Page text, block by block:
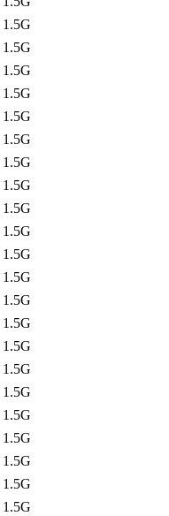
1.5G
1.5G
1.5G
1.5G
1.5G
1.5G
1.5G
1.5G
1.5G
1.5G
1.5G
1.5G
1.5G
1.5G
1.5G
1.5G
1.5G
1.5G
1.5G
1.5G
1.5G
1.5G